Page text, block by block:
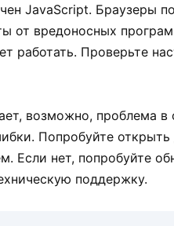
JavaScript. Браузеры
от вредоносных
работать. Проверьте
возможно, проблема
Попробуйте открыть
Если нет, попробуйте
поддержку.